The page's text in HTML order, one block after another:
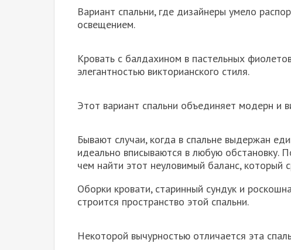
Вариант спальни, где дизайнеры умело
освещением.
Кровать с балдахином в пастельных
элегантностью викторианского стиля.
Этот вариант спальни объединяет модерн и
Бывают случаи, когда в спальне выдержан
идеально вписываются в любую обстановку.
чем найти этот неуловимый баланс, который
Оборки кровати, старинный сундук и
строится пространство этой спальни.
Некоторой вычурностью отличается эта